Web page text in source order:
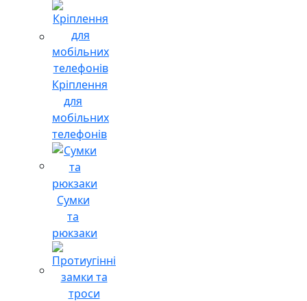
Кріплення
для
мобільних
телефонів
Сумки
та
рюкзаки